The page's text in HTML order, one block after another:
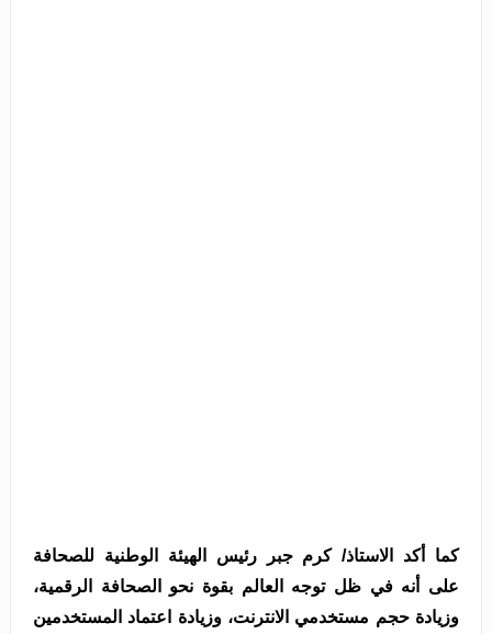
كما أكد الاستاذ/ كرم جبر رئيس الهيئة الوطنية للصحافة
على
أنه في ظل توجه العالم بقوة نحو الصحافة الرقمية،
وزيادة حجم مستخدمي الانترنت، وزيادة اعتماد المستخدمين